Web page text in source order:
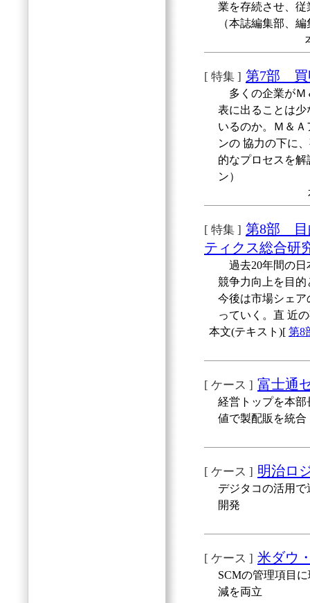
業を存続させ、
（本誌編集部、
[ 特集 ] 第7部 買
多くの企業がＭ
表に出ることは
いるのか。Ｍ＆
ンの 協力の下に
的なプロセスを
ン）
[ 特集 ] 第8部 目
ティクス総合
過去20年間の日
競争力向上を目的
今後は市場シェ
っていく。直 近
本文(テキスト)[ 第8
[ ケース ] 富士通
経営トップを本部
値で製配販を統合
[ ケース ] 明治ロ
デジタコの活用
開発
[ ケース ] 米ダウ
SCMの管理項目
減を両立